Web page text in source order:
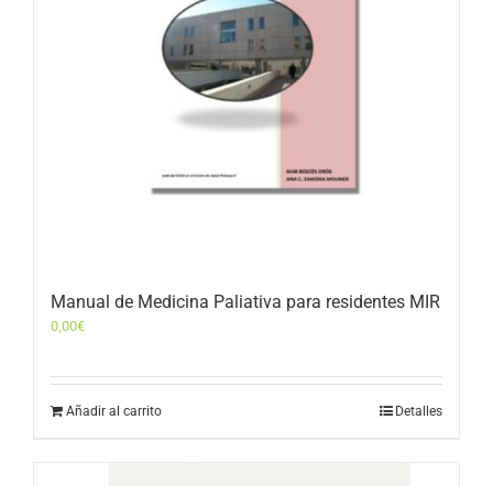
Manual de Medicina Paliativa para residentes MIR
0,00€
Añadir al carrito Detalles